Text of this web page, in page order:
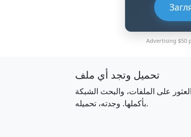
Advertising $50
تحميل وتجد أي ملف
على الملفات، والبحث الشبكة
بأكملها. وجدته، تحميله.